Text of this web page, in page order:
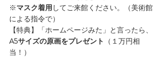
※マスク着用 してご来館ください。（美術館
による指令で）
【特典】「ホームページみた」と言ったら、
A5サイズの原画をプレゼント （１万円相
当！）